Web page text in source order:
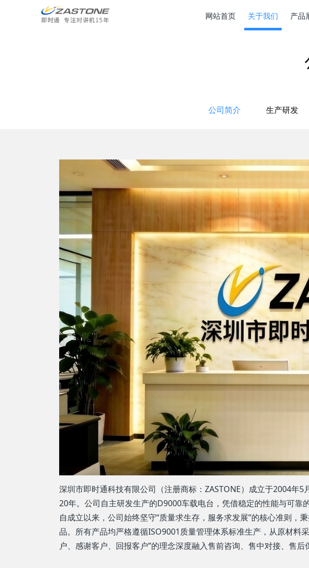
网站首页 关于我们 产品
公司简介 生产研发
深圳市即时通科技有限公司（注册商标：ZASTONE）成立于2004年
20年。公司自主研发生产的D9000车载电台，凭借稳定的性能与可靠
自成立以来，公司始终坚守“质量求生存，服务求发展”的核心准则，
品。所有产品均严格遵循ISO9001质量管理体系标准生产，从原材料
户、感谢客户、回报客户”的理念深度融入售前咨询、售中对接、售